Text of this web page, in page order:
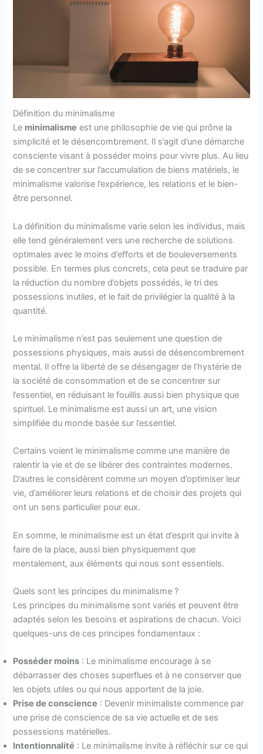
Définition du minimalisme
Le minimalisme est une philosophie de vie qui prône la
simplicité et le désencombrement. Il s’agit d’une démarche
consciente visant à posséder moins pour vivre plus. Au lieu
de se concentrer sur l’accumulation de biens matériels, le
minimalisme valorise l’expérience, les relations et le bien-
être personnel.
La définition du minimalisme varie selon les individus, mais
elle tend généralement vers une recherche de solutions
optimales avec le moins d’efforts et de bouleversements
possible. En termes plus concrets, cela peut se traduire par
la réduction du nombre d’objets possédés, le tri des
possessions inutiles, et le fait de privilégier la qualité à la
quantité.
Le minimalisme n’est pas seulement une question de
possessions physiques, mais aussi de désencombrement
mental. Il offre la liberté de se désengager de l’hystérie de
la société de consommation et de se concentrer sur
l’essentiel, en réduisant le fouillis aussi bien physique que
spirituel. Le minimalisme est aussi un art, une vision
simplifiée du monde basée sur l’essentiel.
Certains voient le minimalisme comme une manière de
ralentir la vie et de se libérer des contraintes modernes.
D’autres le considèrent comme un moyen d’optimiser leur
vie, d’améliorer leurs relations et de choisir des projets qui
ont un sens particulier pour eux.
En somme, le minimalisme est un état d’esprit qui invite à
faire de la place, aussi bien physiquement que
mentalement, aux éléments qui nous sont essentiels.
Quels sont les principes du minimalisme ?
Les principes du minimalisme sont variés et peuvent être
adaptés selon les besoins et aspirations de chacun. Voici
quelques-uns de ces principes fondamentaux :
Posséder moins : Le minimalisme encourage à se
débarrasser des choses superflues et à ne conserver que
les objets utiles ou qui nous apportent de la joie.
Prise de conscience : Devenir minimaliste commence par
une prise de conscience de sa vie actuelle et de ses
possessions matérielles.
Intentionnalité : Le minimalisme invite à réfléchir sur ce qui